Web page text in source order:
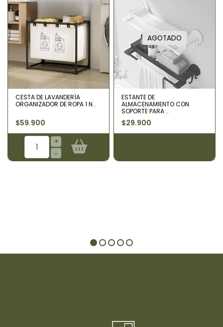
CESTA DE LAVANDERÍA
ORGANIZADOR DE ROPA 1 N..
$59.900
+
-
AGOTADO
ESTANTE DE
ALMACENAMIENTO CON
SOPORTE PARA ..
$29.900